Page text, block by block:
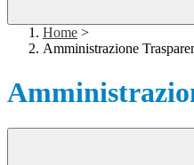
Home >
Amministrazione